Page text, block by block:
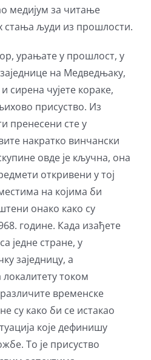
медијум за читање
стања људи из прошлости.
урањате у прошлост, у
на Медведњаку,
сирена чујете кораке,
присуство. Из
пренесени сте у
накратко винчански
овде је кључна, она
откривени у тој
на којима би
онако како су
године. Када изађете
једне стране, у
заједницу, а
током
временске
су како би се истакао
које дефинишу
То је присуство